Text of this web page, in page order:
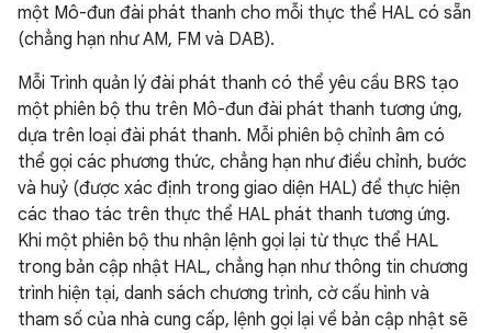
một Mô-đun đài phát thanh cho mỗi thực thể HAL có sẵn
(chẳng hạn như AM, FM và DAB).
Mỗi Trình quản lý đài phát thanh có thể yêu cầu BRS tạo
một phiên bộ thu trên Mô-đun đài phát thanh tương ứng,
dựa trên loại đài phát thanh. Mỗi phiên bộ chỉnh âm có
thể gọi các phương thức, chẳng hạn như điều chỉnh, bước
và huỷ (được xác định trong giao diện HAL) để thực hiện
các thao tác trên thực thể HAL phát thanh tương ứng.
Khi một phiên bộ thu nhận lệnh gọi lại từ thực thể HAL
trong bản cập nhật HAL, chẳng hạn như thông tin chương
trình hiện tại, danh sách chương trình, cờ cấu hình và
tham số của nhà cung cấp, lệnh gọi lại về bản cập nhật sẽ